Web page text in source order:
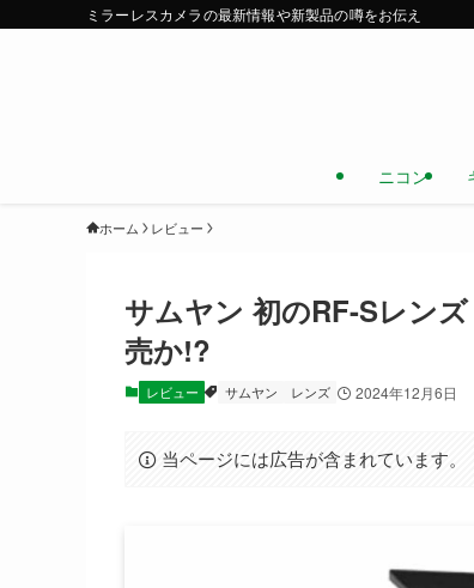
ミラーレスカメラの最新情報や新製品の噂をお伝え
ニコン
ホーム レビュー
サムヤン 初のRF-Sレン
売か!?
レビュー サムヤン レンズ 2024年12月6日
当ページには広告が含まれています。